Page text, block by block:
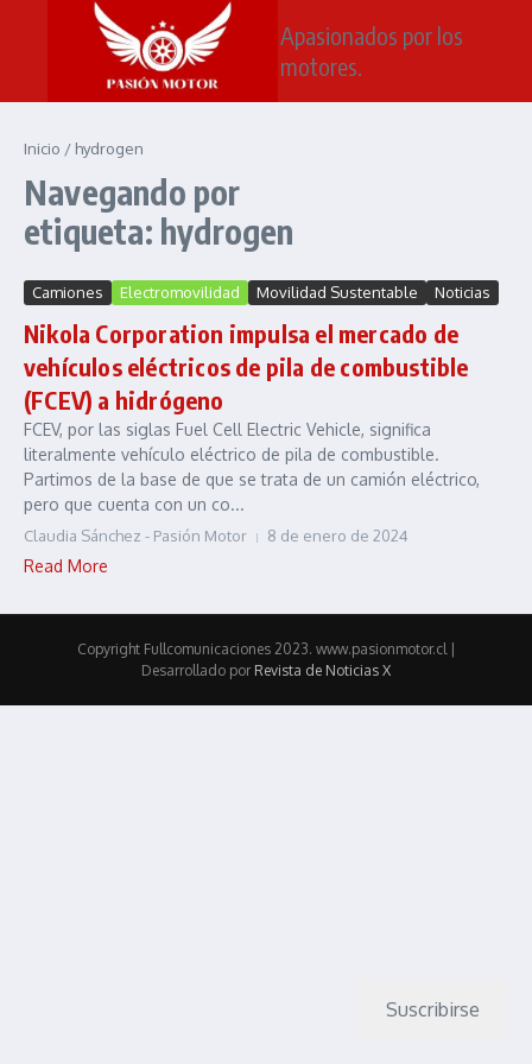
Saltar al contenido
Apasionados por los
motores.
Inicio / hydrogen
Navegando por
etiqueta: hydrogen
Camiones Electromovilidad Movilidad Sustentable Noticias
Nikola Corporation impulsa el mercado de
vehículos eléctricos de pila de combustible
(FCEV) a hidrógeno
FCEV, por las siglas Fuel Cell Electric Vehicle, significa
literalmente vehículo eléctrico de pila de combustible.
Partimos de la base de que se trata de un camión eléctrico,
pero que cuenta con un co...
Claudia Sánchez - Pasión Motor 8 de enero de 2024
Read More
Copyright Fullcomunicaciones 2023. www.pasionmotor.cl |
Desarrollado por Revista de Noticias X
Suscribirse